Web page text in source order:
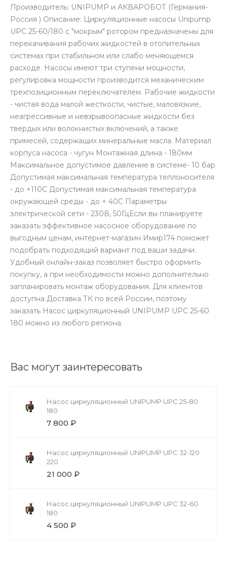
Производитель: UNIPUMP и АКВАРОБОТ (Германия-
Россия ) Описание: Циркуляционные насосы Unipump
UPC 25-60/180 с "мокрым" ротором предназначены для
перекачивания рабочих жидкостей в отопительных
системах при стабильном или слабо меняющемся
расходе. Насосы имеют три ступени мощности,
регулировка мощности производится механическим
трехпозиционным переключателем. Рабочие жидкости
- чистая вода малой жесткости, чистые, маловязкие,
неагрессивные и невзрывоопасные жидкости без
твердых или волокнистых включений, а также
примесей, содержащих минеральные масла. Материал
корпуса насоса - чугун Монтажная длина - 180мм
Максимальное допустимое давление в системе- 10 бар
Допустимая максимальная температура теплоносителя
- до +110С Допустимая максимальная температура
окружающей среды - до + 40С Параметры
электрической сети - 230В, 50ГцЕсли вы планируете
заказать эффективное насосное оборудование по
выгодным ценам, интернет-магазин Имир174 поможет
подобрать подходящий вариант под ваши задачи.
Удобный онлайн-заказ позволяет быстро оформить
покупку, а при необходимости можно дополнительно
запланировать монтаж оборудования. Для клиентов
доступна Доставка ТК по всей России, поэтому
заказать Насос циркуляционный UNIPUMP UPС 25-60
180 можно из любого региона.
Вас могут заинтересовать
Насос циркуляционный UNIPUMP UPС 25-80
180
7 800 ₽
Насос циркуляционный UNIPUMP UPС 32-120
220
21 000 ₽
Насос циркуляционный UNIPUMP UPС 32-60
180
4 500 ₽